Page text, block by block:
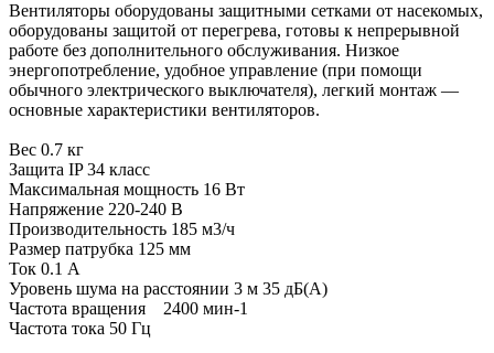
Вентиляторы оборудованы защитными сетками от насекомых,
оборудованы защитой от перегрева, готовы к непрерывной
работе без дополнительного обслуживания. Низкое
энергопотребление, удобное управление (при помощи
обычного электрического выключателя), легкий монтаж —
основные характеристики вентиляторов.
Вес 0.7 кг
Защита IP 34 класс
Максимальная мощность 16 Вт
Напряжение 220-240 В
Производительность 185 м3/ч
Размер патрубка 125 мм
Ток 0.1 А
Уровень шума на расстоянии 3 м 35 дБ(А)
Частота вращения 2400 мин-1
Частота тока 50 Гц